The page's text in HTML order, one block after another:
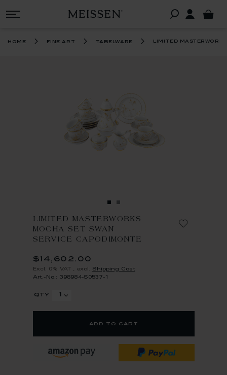
home fine art tabelware limited masterworks
LIMITED MASTERWORKS
MOCHA SET SWAN
SERVICE CAPODIMONTE
$14,602.00
Excl. 0% VAT excl. Shipping Cost
Art.-No.: 398984-S0537-1
qty
add to cart